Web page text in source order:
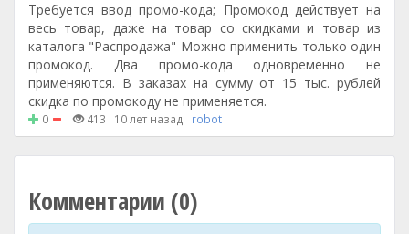
Требуется ввод промо-кода; Промокод действует на
весь товар, даже на товар со скидками и товар из
каталога "Распродажа" Можно применить только один
промокод. Два промо-кода одновременно не
применяются. В заказах на сумму от 15 тыс. рублей
скидка по промокоду не применяется.
0 413 10 лет назад robot
Комментарии (0)